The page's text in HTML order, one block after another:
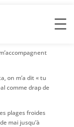
mes
d’un tiroir.
on m’a dit « tu
comme drap de
plages froides
mai jusqu’à